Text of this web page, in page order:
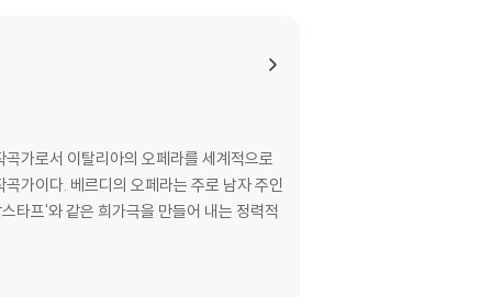
Domingo)
Orchestra - Levine
가로서 이탈리아의 오페라를 세계적으로
가이다. 베르디의 오페라는 주로 남자 주인
타프'와 같은 희가극을 만들어 내는 정력적